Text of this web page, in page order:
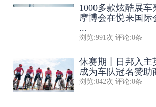
1000多款炫酷展车
摩博会在悦来国际
...
浏览:991 次 评论:0条
休赛期丨日邦入主
成为车队冠名赞助
浏览:842次 评论:0条